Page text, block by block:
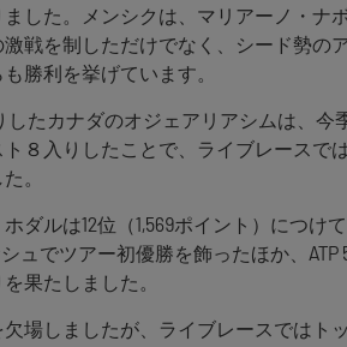
した。メンシクは、マリアーノ・ナ
戦を制しただけでなく、シード勢の
勝利を挙げています。
したカナダのオジェアリアシムは、今
８入りしたことで、ライブレースで
。
ダルは12位（1,569ポイント）につけ
ュでツアー初優勝を飾ったほか、ATP
果たしました。
場しましたが、ライブレースではト